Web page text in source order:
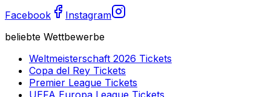
Facebook
Instagram
beliebte Wettbewerbe
Weltmeisterschaft 2026 Tickets
Copa del Rey Tickets
Premier League Tickets